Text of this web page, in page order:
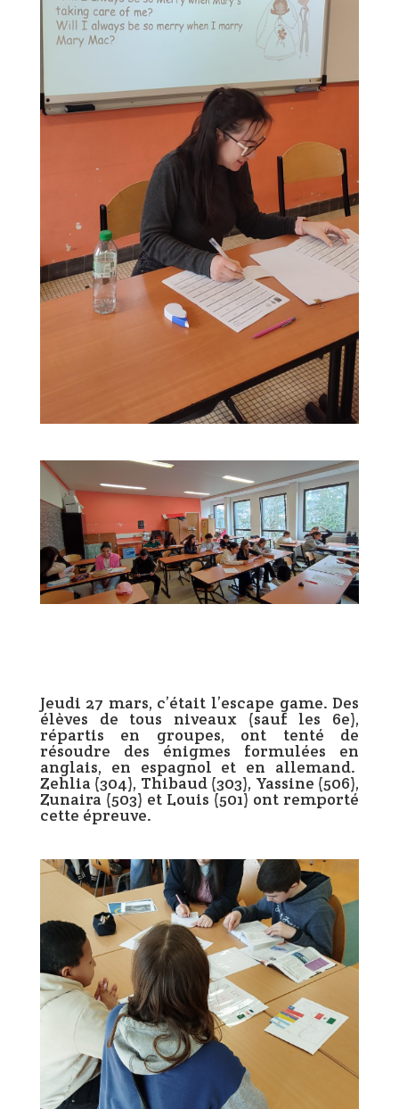
Jeudi 27 mars, c’était l’escape game. Des
élèves de tous niveaux (sauf les 6e),
répartis en groupes, ont tenté de
résoudre des énigmes formulées en
anglais, en espagnol et en allemand.
Zehlia (304), Thibaud (303), Yassine (506),
Zunaira (503) et Louis (501) ont remporté
cette épreuve.